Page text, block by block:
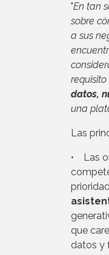
"En tan
sobre
a sus
datos,
una
Las
• Las
que
datos y